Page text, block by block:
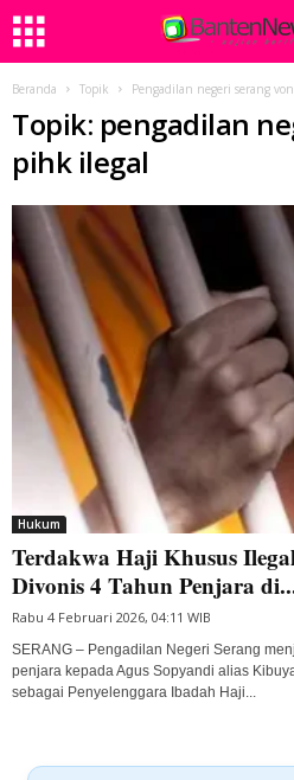
Beranda Topik Pengadilan negeri serang
Topik: pengadilan
pihk ilegal
Hukum
Terdakwa Haji Khusus
Divonis 4 Tahun Penjara
Rabu 4 Februari 2026, 04:11 WIB
SERANG – Pengadilan Negeri Serang
penjara kepada Agus Sopyandi alias
sebagai Penyelenggara Ibadah Haji...